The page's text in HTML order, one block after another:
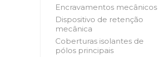
Encravamentos mecânicos
Dispositivo de retenção
mecânica
Coberturas isolantes de
pólos principais